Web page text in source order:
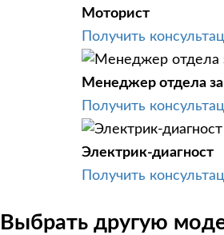
Моторист
Получить
Менеджер отдела
Получить
Электрик-диагност
Получить
Выбрать другую